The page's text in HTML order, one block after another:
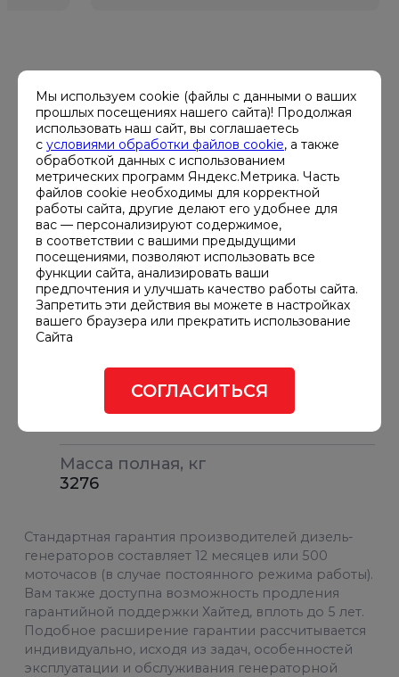
ХАРАКТЕРИСТИКИ
Мощность, кВА
300
Мощность, кВт
240
Расход топлива при 50% нагрузке,
л/ч
34.1
4300x1410x2165
Бак, л
Масса полная, кг
3276
Стандартная гарантия производителей дизель-
генераторов составляет 12 месяцев или 500
моточасов (в случае постоянного режима работы).
Вам также доступна возможность продления
гарантийной поддержки Хайтед, вплоть до 5 лет.
Подобное расширение гарантии рассчитывается
индивидуально, исходя из задач, особенностей
эксплуатации и обслуживания генераторной
Мы используем cookie (файлы с данными о ваших
прошлых посещениях нашего сайта)! Продолжая
использовать наш сайт, вы соглашаетесь
с условиями обработки файлов cookie, а также
обработкой данных с использованием
метрических программ Яндекс.Метрика. Часть
файлов cookie необходимы для корректной
работы сайта, другие делают его удобнее для
вас — персонализируют содержимое,
в соответствии с вашими предыдущими
посещениями, позволяют использовать все
функции сайта, анализировать ваши
предпочтения и улучшать качество работы сайта.
Запретить эти действия вы можете в настройках
вашего браузера или прекратить использование
Сайта
СОГЛАСИТЬСЯ